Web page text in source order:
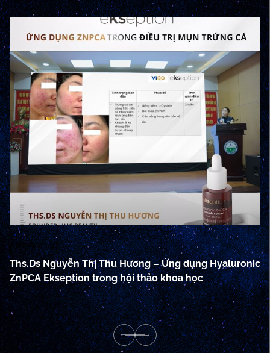
07/05/2024
Ths.Ds Nguyễn Thị Thu Hương – Ứng dụng Hyaluronic
ZnPCA Ekseption trong hội thảo khoa học